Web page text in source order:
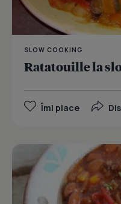
SLOW COOKING
Ratatouille la
Îmi place